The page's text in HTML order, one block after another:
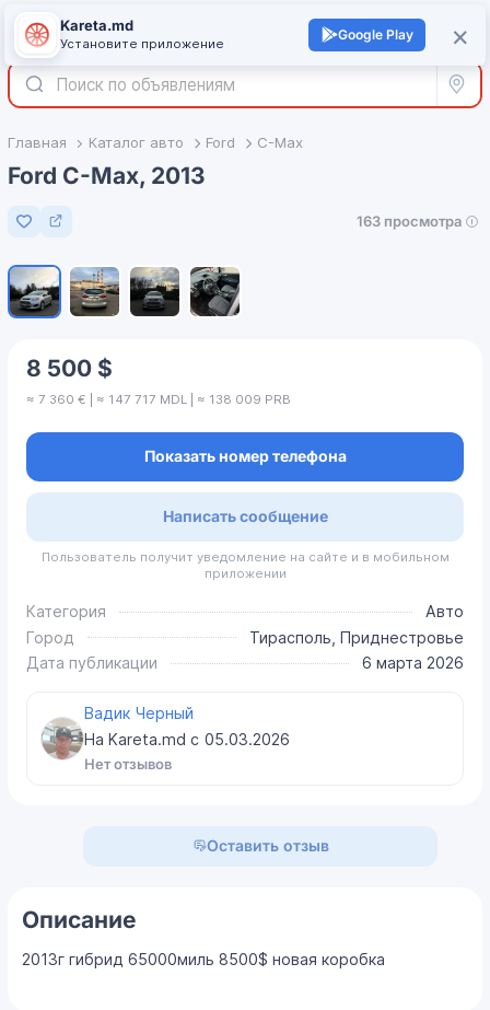
Войти +
Все
Главная Каталог авто Ford C-Max
Ford C-Max, 2013
Добавить в избранное
163 просмотра
8 500 $
≈ 7 360 € | ≈ 147 717 MDL | ≈ 138 009 PRB
Показать номер телефона
Написать сообщение
Пользователь получит уведомление на сайте и в мобильном
приложении
Категория
Авто
Город
Тирасполь, Приднестровье
Дата публикации
6 марта 2026
Вадик Черный
На Kareta.md с 05.03.2026
Нет отзывов
Оставить отзыв
Описание
2013г гибрид 65000миль 8500$ новая коробка
×
Kareta.md
Установите приложение
Google Play